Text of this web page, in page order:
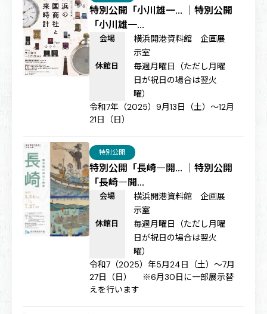
特別公開「小川雄一… ｜特別公開
「小川雄一…
令和7年（2025）9月13日（土）～12月
21日（日）
会場
横浜開港資料館 企画展
示室
休館日
毎週月曜日（ただし月曜
日が祝日の場合は翌火
曜）
特別公開「長崎―開… ｜特別公開
「長崎―開…
特別公開
令和7（2025）年5月24日（土）～7月
27日（日） ※6月30日に一部展示替
えを行います
会場
横浜開港資料館 企画展
示室
休館日
毎週月曜日（ただし月曜
日が祝日の場合は翌火
曜）